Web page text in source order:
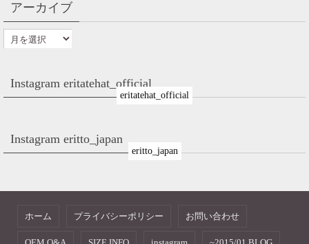
アーカイブ
Instagram eritatehat_official
eritatehat_official
Instagram eritto_japan
eritto_japan
ホーム プライバシーポリシー お問い合わせ